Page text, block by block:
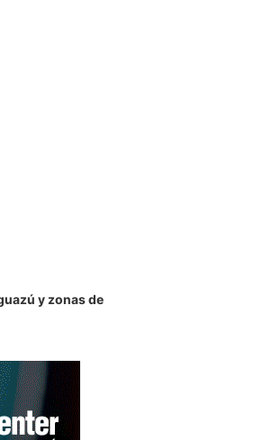
y zonas de